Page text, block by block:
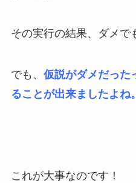
その実行の結果、ダメで
でも、 仮説がダメだった
ることが出来ましたよね。
これが大事なのです！